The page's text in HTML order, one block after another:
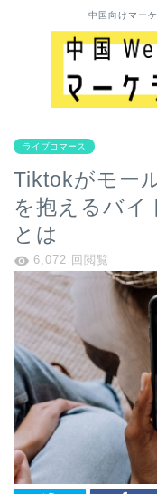
中国向けマー
ライブコマース
Tiktokがモー
を抱えるバイ
とは
6,072 回閲覧